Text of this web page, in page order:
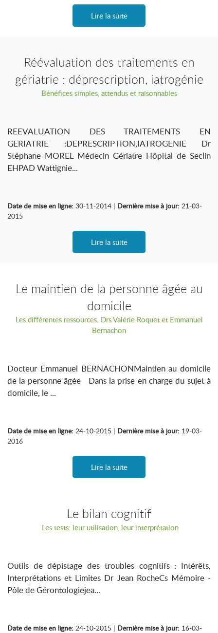
Lire la suite
Réévaluation des traitements en
gériatrie : déprescription, iatrogénie
Bénéfices simples, attendus et raisonnables
REEVALUATION DES TRAITEMENTS EN
GERIATRIE :DEPRESCRIPTION,IATROGENIE Dr
Stéphane MOREL Médecin Gériatre Hôpital de Seclin
EHPAD Wattignie...
Date de mise en ligne: 30-11-2014 | Dernière mise à jour: 21-03-
2015
Lire la suite
Le maintien de la personne âgée au
domicile
Les différentes ressources. Drs Valérie Roquet et Emmanuel
Bernachon
Docteur Emmanuel BERNACHONMaintien au domicile
de la personne âgée Dans la prise en charge du sujet à
domicile, le ...
Date de mise en ligne: 24-10-2015 | Dernière mise à jour: 19-03-
2016
Lire la suite
Le bilan cognitif
Les tests: leur utilisation, leur interprétation
Outils de dépistage des troubles cognitifs : Intérêts,
Interprétations et Limites Dr Jean RocheCs Mémoire -
Pôle de Gérontologiejea...
Date de mise en ligne: 24-10-2015 | Dernière mise à jour: 16-03-